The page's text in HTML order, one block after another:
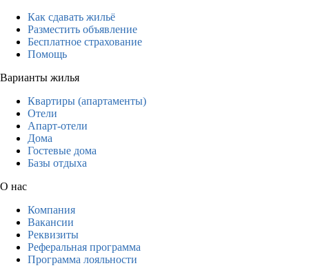
Как сдавать жильё
Разместить объявление
Бесплатное страхование
Помощь
Варианты жилья
Квартиры (апартаменты)
Отели
Апарт-отели
Дома
Гостевые дома
Базы отдыха
О нас
Компания
Вакансии
Реквизиты
Реферальная программа
Программа лояльности